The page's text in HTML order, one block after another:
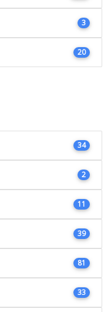
3
20
34
2
11
39
81
33